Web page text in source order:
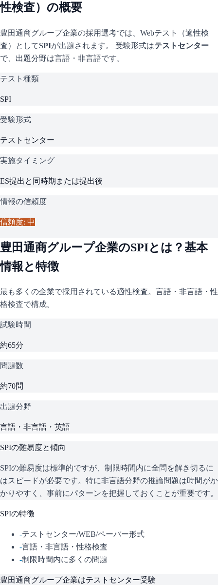
性検査）の概要
豊田通商グループ企業の採用選考では、Webテスト（適性検
査）としてSPIが出題されます。 受験形式はテストセンター
で、 出題分野は言語・非言語です。
テスト種類
SPI
受験形式
テストセンター
実施タイミング
ES提出と同時期または提出後
情報の信頼度
信頼度: 中
豊田通商グループ企業のSPIとは？基本
情報と特徴
最も多くの企業で採用されている適性検査。言語・非言語・性
格検査で構成。
試験時間
約65分
問題数
約70問
出題分野
言語・非言語・英語
SPIの難易度と傾向
SPIの難易度は標準的ですが、制限時間内に全問を解き切るに
はスピードが必要です。特に非言語分野の推論問題は時間がか
かりやすく、事前にパターンを把握しておくことが重要です。
SPIの特徴
-テストセンター/WEB/ペーパー形式
-言語・非言語・性格検査
-制限時間内に多くの問題
豊田通商グループ企業はテストセンター受験